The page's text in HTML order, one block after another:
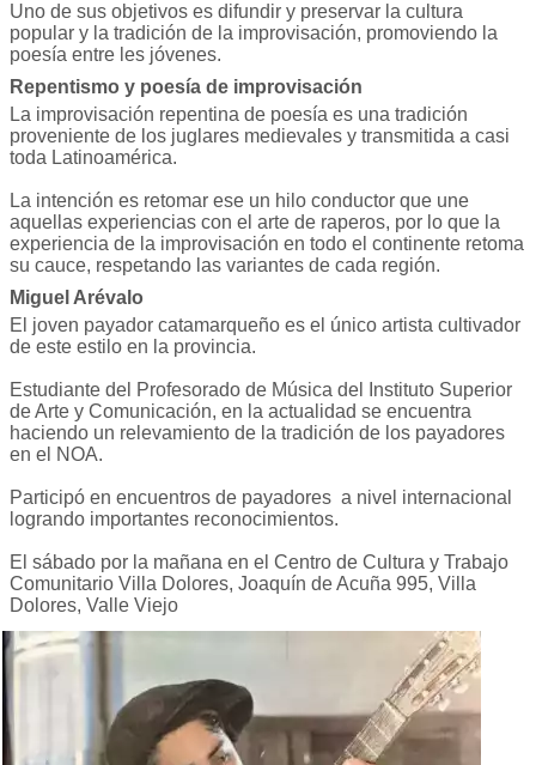
Uno de sus objetivos es difundir y preservar la cultura
popular y la tradición de la improvisación, promoviendo la
poesía entre les jóvenes.
Repentismo y poesía de improvisación
La improvisación repentina de poesía es una tradición
proveniente de los juglares medievales y transmitida a casi
toda Latinoamérica.
La intención es retomar ese un hilo conductor que une
aquellas experiencias con el arte de raperos, por lo que la
experiencia de la improvisación en todo el continente retoma
su cauce, respetando las variantes de cada región.
Miguel Arévalo
El joven payador catamarqueño es el único artista cultivador
de este estilo en la provincia.
Estudiante del Profesorado de Música del Instituto Superior
de Arte y Comunicación, en la actualidad se encuentra
haciendo un relevamiento de la tradición de los payadores
en el NOA.
Participó en encuentros de payadores a nivel internacional
logrando importantes reconocimientos.
El sábado por la mañana en el Centro de Cultura y Trabajo
Comunitario Villa Dolores, Joaquín de Acuña 995, Villa
Dolores, Valle Viejo